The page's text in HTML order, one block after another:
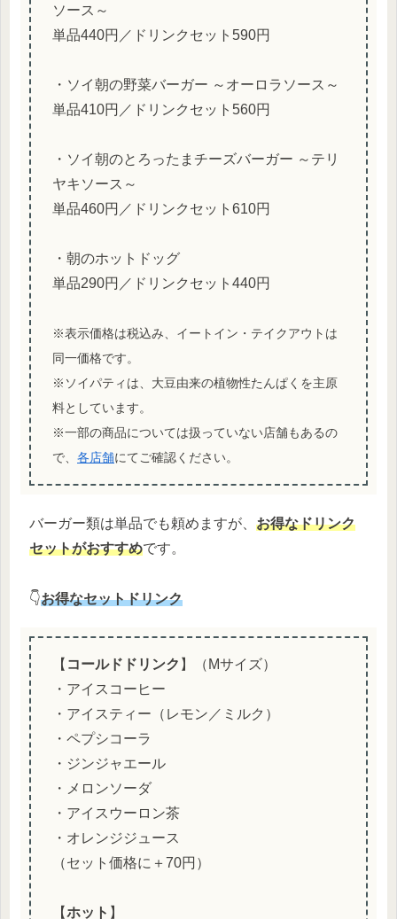
ソース～
単品440円／ドリンクセット590円
・ソイ朝の野菜バーガー ～オーロラソース～
単品410円／ドリンクセット560円
・ソイ朝のとろったまチーズバーガー ～テリ
ヤキソース～
単品460円／ドリンクセット610円
・朝のホットドッグ
単品290円／ドリンクセット440円
※表示価格は税込み、イートイン・テイクアウトは
同一価格です。
※ソイパティは、大豆由来の植物性たんぱくを主原
料としています。
※一部の商品については扱っていない店舗もあるの
で、 各店舗にてご確認ください。
バーガー類は単品でも頼めますが、 お得なドリンク
セットがおすすめです。
👇お得なセットドリンク
【 コールドドリンク 】（Mサイズ）
・アイスコーヒー
・アイスティー（レモン／ミルク）
・ペプシコーラ
・ジンジャエール
・メロンソーダ
・アイスウーロン茶
・オレンジジュース
（セット価格に＋70円）
【ホット 】